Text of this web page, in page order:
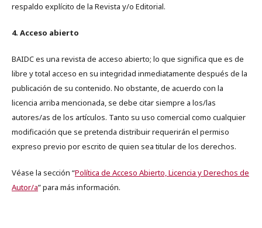
respaldo explícito de la Revista y/o Editorial.
4. Acceso abierto
BAIDC es una revista de acceso abierto; lo que significa que es de
libre y total acceso en su integridad inmediatamente después de la
publicación de su contenido. No obstante, de acuerdo con la
licencia arriba mencionada, se debe citar siempre a los/las
autores/as de los artículos. Tanto su uso comercial como cualquier
modificación que se pretenda distribuir requerirán el permiso
expreso previo por escrito de quien sea titular de los derechos.
Véase la sección “Política de Acceso Abierto, Licencia y Derechos de
Autor/a” para más información.